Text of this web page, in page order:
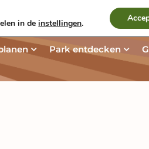
Aktuelles &
Öffne Besuch
Park entdecken
in deinstellingen.